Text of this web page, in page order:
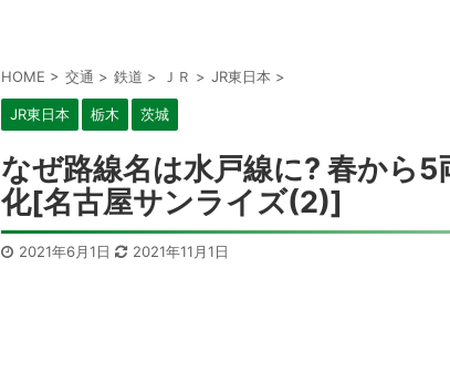
HOME > 交通 > 鉄道 > ＪＲ > JR東日本 >
JR東日本 栃木 茨城
なぜ路線名は水戸線に? 春から
化[名古屋サンライズ(2)]
2021年6月1日 2021年11月1日